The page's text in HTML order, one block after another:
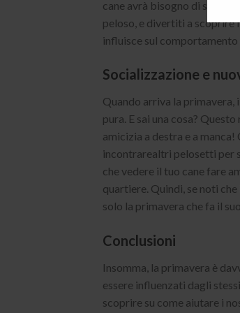
cane avrà bisogno di
peloso, e divertiti a scoprire
influisce sul comportamento
Socializzazione e
Quando arriva la primavera,
pura. E sai una cosa?
amicizia a destra e a
incontrarealtri pelosetti per
che vedere il tuo cane fare
quartiere. Quindi, se noti
solo la primavera che fa il
Conclusioni
Insomma, la primavera è
essere influenzati dagli
scoprire su come aiutare i